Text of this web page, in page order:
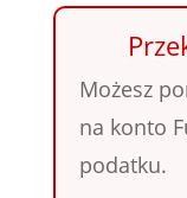
Możesz
na konto
podatku.